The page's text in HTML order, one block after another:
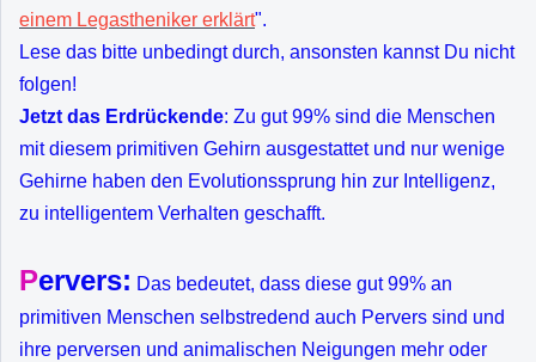
einem Legastheniker erklärt".
Lese das bitte unbedingt durch, ansonsten kannst Du nicht
folgen!
Jetzt das Erdrückende: Zu gut 99% sind die Menschen
mit diesem primitiven Gehirn ausgestattet und nur wenige
Gehirne haben den Evolutionssprung hin zur Intelligenz,
zu intelligentem Verhalten geschafft.
Pervers: Das bedeutet, dass diese gut 99% an
primitiven Menschen selbstredend auch Pervers sind und
ihre perversen und animalischen Neigungen mehr oder